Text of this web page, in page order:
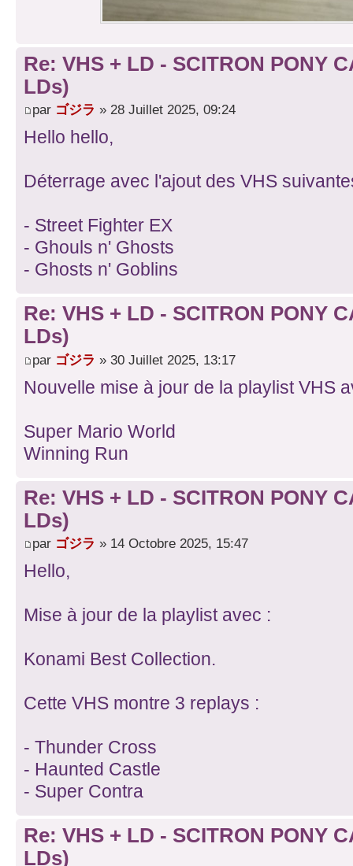
Re: VHS + LD - SCITRON PONY
LDs)
par ゴジラ » 28 Juillet 2025, 09:24
Hello hello,
Déterrage avec l'ajout des VHS
- Street Fighter EX
- Ghouls n' Ghosts
- Ghosts n' Goblins
Re: VHS + LD - SCITRON PONY
LDs)
par ゴジラ » 30 Juillet 2025, 13:17
Nouvelle mise à jour de la playlist VHS
Super Mario World
Winning Run
Re: VHS + LD - SCITRON PONY
LDs)
par ゴジラ » 14 Octobre 2025, 15:47
Hello,
Mise à jour de la playlist avec :
Konami Best Collection.
Cette VHS montre 3 replays :
- Thunder Cross
- Haunted Castle
- Super Contra
Re: VHS + LD - SCITRON PONY
LDs)